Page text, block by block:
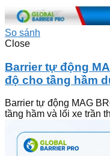
So sánh
Close
Barrier tự động
độ cho tầng hầm
Barrier tự động MAG
tầng hầm và lối xe trần